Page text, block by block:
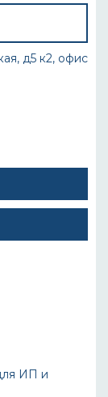
д5 к2, офис
ИП и